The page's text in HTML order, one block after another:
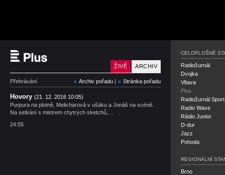
ARCHIV
ŽIVĚ
Přehrávání Archiv pořadu | Stránka pořadu
Hovory (21. 12. 2016 10:05)
Purpura na plotně, Melicharová v ušáku a Jonáš na scéně.
Na setkání s mistrem chytrých sketchů,…
24:55
CELOPLOŠNÉ
Radiožurnál
Dvojka
Vltava
Plus
Radiožurnál Sport
Radio Wave
Rádio Junior
D-dur
Jazz
Pohoda
REGIONÁLNÍ
Brno